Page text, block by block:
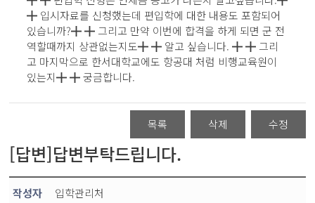
╋ 입시자료를 신청했는데 편입학에 대한 내용도 포함되어
있습니까?╋ ╋ 그리고 만약 이번에 합격을 하게 되면 군 전
역할때까지 상관없는지도╋ ╋ 알고 싶습니다. ╋ ╋ 그리
고 마지막으로 한서대학교에도 항공대 처럼 비행교육원이
있는지╋ ╋ 궁금합니다.
목록 삭제 수정
[답변]답변부탁드립니다.
작성자 입학관리처